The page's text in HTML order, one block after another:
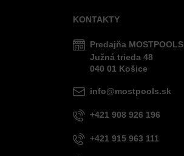
KONTAKTY
Predajňa MOSTPOOLS
Južná trieda 48
040 01 Košice
info@mostpools.sk
+421 908 926 196
+421 915 963 111